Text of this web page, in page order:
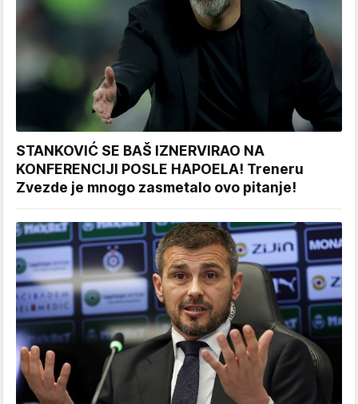
STANKOVIĆ SE BAŠ IZNERVIRAO NA
KONFERENCIJI POSLE HAPOELA! Treneru
Zvezde je mnogo zasmetalo ovo pitanje!